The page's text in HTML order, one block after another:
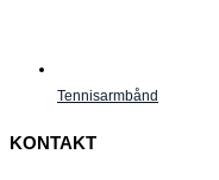
Tennisarmbånd
KONTAKT